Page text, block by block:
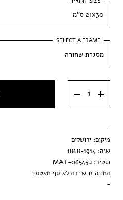
21x30 ס"מ
21x30 ס"מ
30x42 ס״מ
מסגרת שחורה
מסגרת וונגה
הדפסה בלבד
-
מיקום: ירושלים
שנה: 1868-1914
נגטיב: MAT-06545u
תמונה זו שייכת לאוסף מאטסון
-